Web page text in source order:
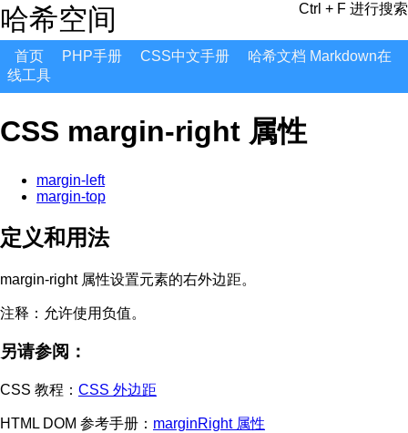
哈希空间 Ctrl + F 进行搜索
首页 PHP手册 CSS中文手册
哈希文档 Markdown在
线工具
CSS margin-right 属性
margin-left
margin-top
定义和用法
margin-right 属性设置元素的右外边距。
注释： 允许使用负值。
另请参阅：
CSS 教程： CSS 外边距
HTML DOM 参考手册： marginRight 属性